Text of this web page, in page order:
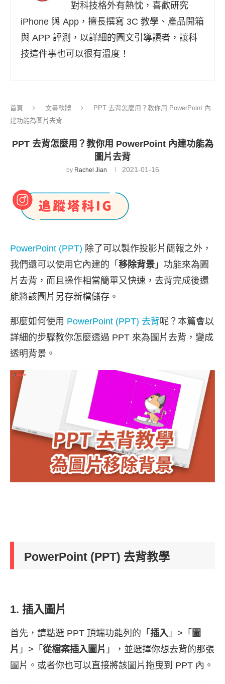
對科技格外有熱忱，喜歡研究
iPhone 與 App，擅長撰寫 3C 教學、產品開箱
與 APP 評測，以詳細的圖文引導讀者，讓科
技這件事也可以很有溫度！
首頁 文書軟體
PPT 去背怎麼用？教你用 PowerPoint 內
建功能為圖片去背
PPT 去背怎麼用？教你用 PowerPoint 內建功能為
圖片去背
by Rachel Jian 2021-01-16
PowerPoint (PPT) 除了可以製作投影片簡報之外，
我們還可以使用它內建的「 移除背景 」功能來為圖
片去背，而且操作相當簡單又快速，去背完成後還
能將該圖片另存新檔儲存。
那麼如何使用 PowerPoint (PPT) 去背呢？本篇會以
詳細的步驟教你怎麼透過 PPT 來為圖片去背，變成
透明背景。
PowerPoint (PPT) 去背教學
1. 插入圖片
首先，請點選 PPT 頂端功能列的「 插入 」>「 圖
片 」>「 從檔案插入圖片 」，並選擇你想去背的那張
圖片。或者你也可以直接將該圖片拖曳到 PPT 內。